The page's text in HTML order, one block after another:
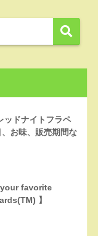
ッドナイトフラペ
お味、販売期間な
your favorite
】